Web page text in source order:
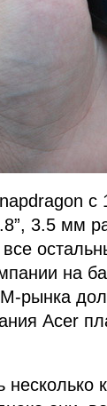
с
3.5 мм
на
рынка
Acer
несколько